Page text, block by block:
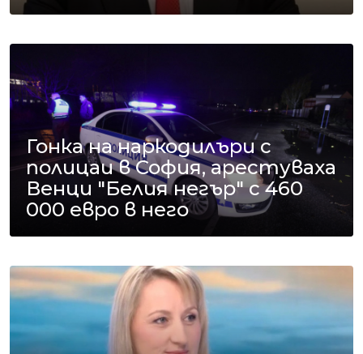
Гонка на наркодилъри с
полицаи в София, арестуваха
Венци "Белия негър" с 460
000 евро в него